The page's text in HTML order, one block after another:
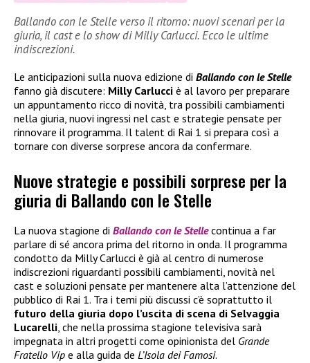
Ballando con le Stelle verso il ritorno: nuovi scenari per la
giuria, il cast e lo show di Milly Carlucci. Ecco le ultime
indiscrezioni.
Le anticipazioni sulla nuova edizione di Ballando con le Stelle
fanno già discutere: Milly Carlucci è al lavoro per preparare
un appuntamento ricco di novità, tra possibili cambiamenti
nella giuria, nuovi ingressi nel cast e strategie pensate per
rinnovare il programma. Il talent di Rai 1 si prepara così a
tornare con diverse sorprese ancora da confermare.
Nuove strategie e possibili sorprese per la
giuria di Ballando con le Stelle
La nuova stagione di Ballando con le Stellecontinua a far
parlare di sé ancora prima del ritorno in onda. Il programma
condotto da Milly Carlucci è già al centro di numerose
indiscrezioni riguardanti possibili cambiamenti, novità nel
cast e soluzioni pensate per mantenere alta l’attenzione del
pubblico di Rai 1. Tra i temi più discussi c’è soprattutto il
futuro della giuria dopo l’uscita di scena di Selvaggia
Lucarelli, che nella prossima stagione televisiva sarà
impegnata in altri progetti come opinionista del Grande
Fratello Vip e alla guida de L’Isola dei Famosi.